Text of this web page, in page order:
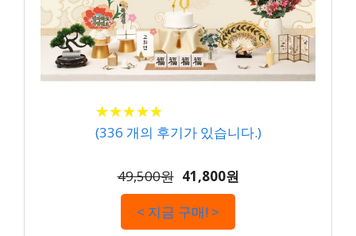
★★★★★
★★★★★
(336 개의 후기가 있습니다.)
49,500원 41,800원
< 지금 구매! >